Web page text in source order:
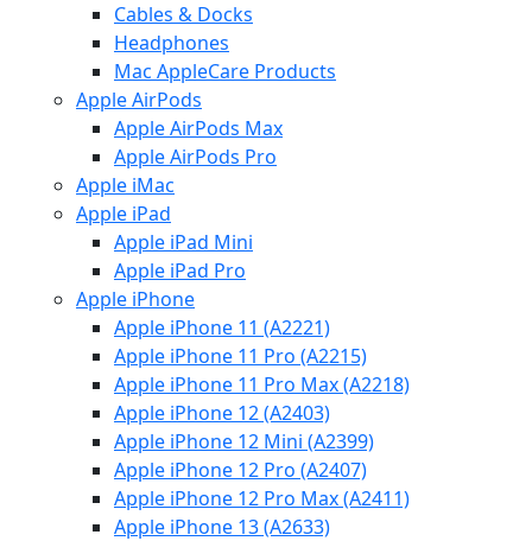
Cables & Docks
Headphones
Mac AppleCare Products
Apple AirPods
Apple AirPods Max
Apple AirPods Pro
Apple iMac
Apple iPad
Apple iPad Mini
Apple iPad Pro
Apple iPhone
Apple iPhone 11 (A2221)
Apple iPhone 11 Pro (A2215)
Apple iPhone 11 Pro Max (A2218)
Apple iPhone 12 (A2403)
Apple iPhone 12 Mini (A2399)
Apple iPhone 12 Pro (A2407)
Apple iPhone 12 Pro Max (A2411)
Apple iPhone 13 (A2633)